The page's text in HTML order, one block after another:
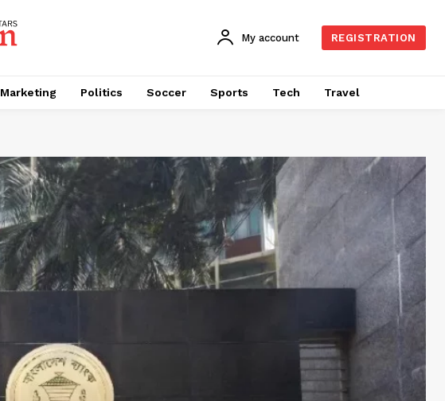
My account REGISTRATION
Marketing Politics Soccer Sports Tech Travel